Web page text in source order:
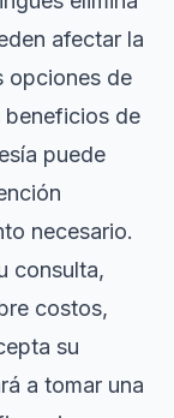
afectar la
opciones de
beneficios de
puede
necesario.
consulta,
costos,
su
a tomar una